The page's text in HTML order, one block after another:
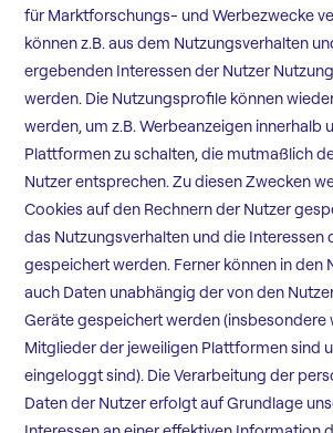
für Marktforschungs- und Werbezwecke
können z.B. aus dem Nutzungsverhalten
ergebenden Interessen der Nutzer
werden. Die Nutzungsprofile können
werden, um z.B. Werbeanzeigen innerhalb
Plattformen zu schalten, die mutmaßlich
Nutzer entsprechen. Zu diesen Zwecken
Cookies auf den Rechnern der Nutzer
das Nutzungsverhalten und die Interessen
gespeichert werden. Ferner können in den
auch Daten unabhängig der von den
Geräte gespeichert werden (insbesondere
Mitglieder der jeweiligen Plattformen sind
eingeloggt sind). Die Verarbeitung der
Daten der Nutzer erfolgt auf Grundlage